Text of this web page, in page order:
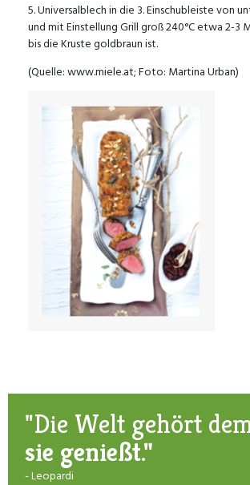
5. Universalblech in die 3. Einschubleiste von
und mit Einstellung Grill groß 240°C etwa 2-3
bis die Kruste goldbraun ist.
(Quelle: www.miele.at; Foto: Martina Urban)
"Die Welt gehört
sie genießt."
- Leopardi